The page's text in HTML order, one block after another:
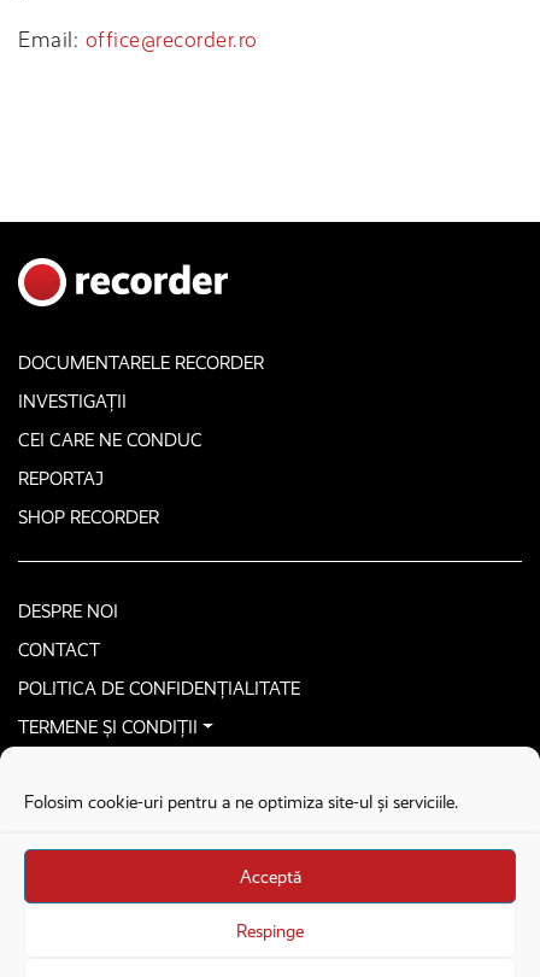
Folosim cookie-uri pentru a ne optimiza site-ul și serviciile.
Acceptă
Respinge
Email: office@recorder.ro
DOCUMENTARELE RECORDER
INVESTIGAȚII
CEI CARE NE CONDUC
REPORTAJ
SHOP RECORDER
DESPRE NOI
CONTACT
POLITICA DE CONFIDENȚIALITATE
TERMENE ȘI CONDIȚII
Stega creative
Brandul Recorder e operat de Asociația Recorder Community, sub licența SC